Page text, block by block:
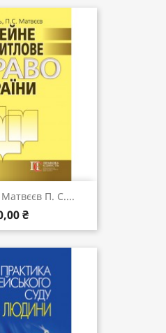
Матвєєв П. С....
₴